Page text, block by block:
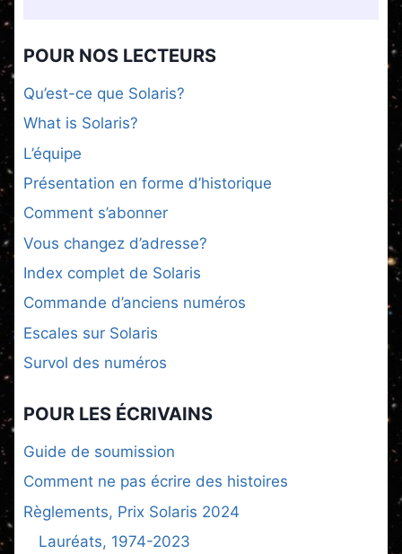
POUR NOS LECTEURS
Qu’est-ce que Solaris?
What is Solaris?
L’équipe
Présentation en forme d’historique
Comment s’abonner
Vous changez d’adresse?
Index complet de Solaris
Commande d’anciens numéros
Escales sur Solaris
Survol des numéros
POUR LES ÉCRIVAINS
Guide de soumission
Comment ne pas écrire des histoires
Règlements, Prix Solaris 2024
Lauréats, 1974-2023